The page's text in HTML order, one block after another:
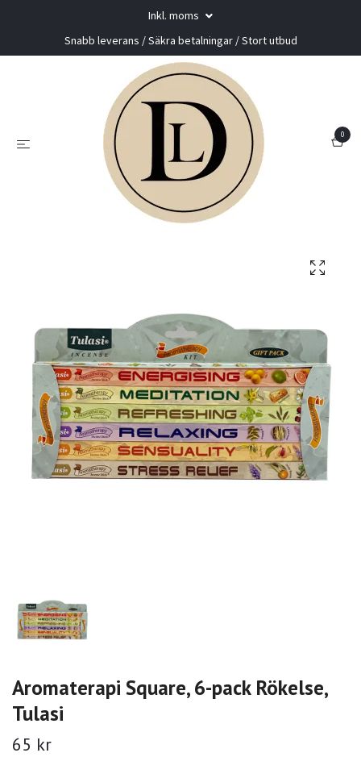
Inkl. moms
Snabb leverans / Säkra betalningar / Stort utbud
0
Aromaterapi Square, 6-pack Rökelse,
Tulasi
65 kr